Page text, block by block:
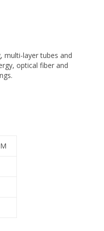
multi-layer tubes and
optical fiber and